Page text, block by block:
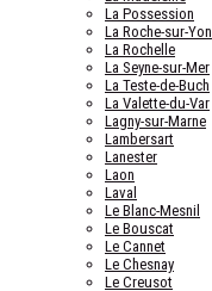
La Possession
La Roche-sur-Yon
La Rochelle
La Seyne-sur-Mer
La Teste-de-Buch
La Valette-du-Var
Lagny-sur-Marne
Lambersart
Lanester
Laon
Laval
Le Blanc-Mesnil
Le Bouscat
Le Cannet
Le Chesnay
Le Creusot